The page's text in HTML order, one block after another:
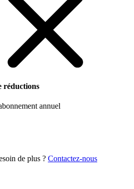
réductions
annuel
de plus ? Contactez-nous